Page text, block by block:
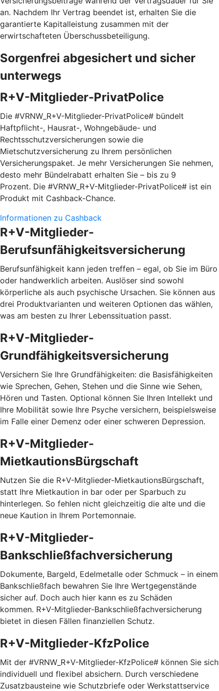
an. Nachdem Ihr Vertrag beendet ist, erhalten Sie die
garantierte Kapitalleistung zusammen mit der
erwirtschafteten Überschussbeteiligung.
Sorgenfrei abgesichert und sicher
unterwegs
R+V-Mitglieder-PrivatPolice
Die #VRNW_R+V-Mitglieder-PrivatPolice# bündelt
Haftpflicht-, Hausrat-, Wohngebäude- und
Rechtsschutzversicherungen sowie die
Mietschutzversicherung zu Ihrem persönlichen
Versicherungspaket. Je mehr Versicherungen Sie nehmen,
desto mehr Bündelrabatt erhalten Sie – bis zu 9
Prozent. Die #VRNW_R+V-Mitglieder-PrivatPolice# ist ein
Produkt mit Cashback-Chance.
Informationen zu Cashback
R+V-Mitglieder-
Berufsunfähigkeitsversicherung
Berufsunfähigkeit kann jeden treffen – egal, ob Sie im Büro
oder handwerklich arbeiten. Auslöser sind sowohl
körperliche als auch psychische Ursachen. Sie können aus
drei Produktvarianten und weiteren Optionen das wählen,
was am besten zu Ihrer Lebenssituation passt.
R+V-Mitglieder-
Grundfähigkeitsversicherung
Versichern Sie Ihre Grundfähigkeiten: die Basisfähigkeiten
wie Sprechen, Gehen, Stehen und die Sinne wie Sehen,
Hören und Tasten. Optional können Sie Ihren Intellekt und
Ihre Mobilität sowie Ihre Psyche versichern, beispielsweise
im Falle einer Demenz oder einer schweren Depression.
R+V-Mitglieder-
MietkautionsBürgschaft
Nutzen Sie die R+V-Mitglieder-MietkautionsBürgschaft,
statt Ihre Mietkaution in bar oder per Sparbuch zu
hinterlegen. So fehlen nicht gleichzeitig die alte und die
neue Kaution in Ihrem Portemonnaie.
R+V-Mitglieder-
Bankschließfachversicherung
Dokumente, Bargeld, Edelmetalle oder Schmuck – in einem
Bankschließfach bewahren Sie Ihre Wertgegenstände
sicher auf. Doch auch hier kann es zu Schäden
kommen. R+V-Mitglieder-Bankschließfachversicherung
bietet in diesen Fällen finanziellen Schutz.
R+V-Mitglieder-KfzPolice
Mit der #VRNW_R+V-Mitglieder-KfzPolice# können Sie sich
individuell und flexibel absichern. Durch verschiedene
Zusatzbausteine wie Schutzbriefe oder Werkstattservice